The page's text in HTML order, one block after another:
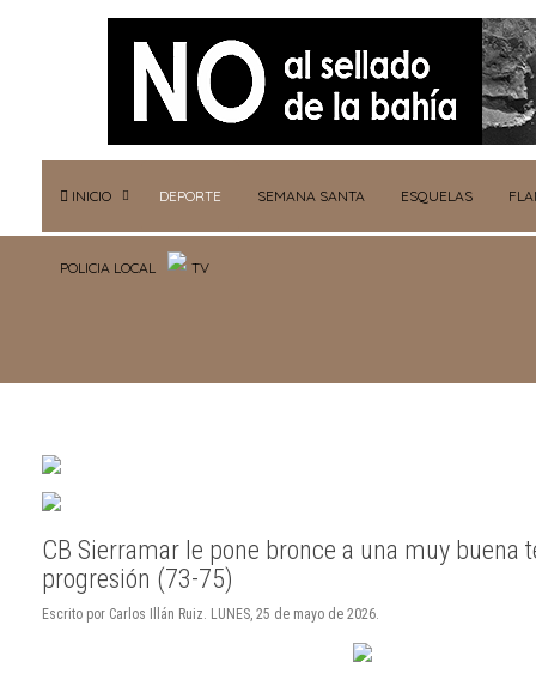
INICIO DEPORTE SEMANA SANTA ESQUELAS
POLICIA LOCAL TV
CB Sierramar le pone bronce a una muy buena
progresión (73-75)
Escrito por Carlos Illán Ruiz. LUNES, 25 de mayo de 2026.